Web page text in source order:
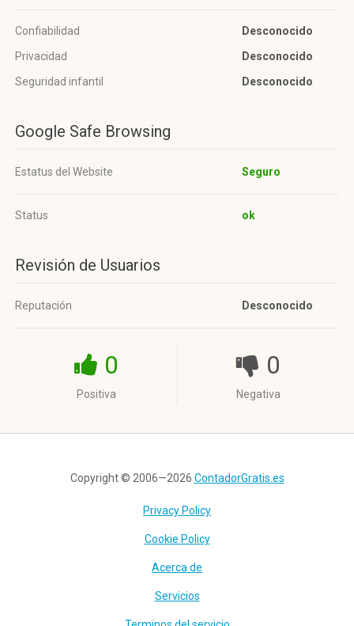
Confiabilidad
Desconocido
Privacidad
Desconocido
Seguridad infantil
Desconocido
Google Safe Browsing
Estatus del Website Seguro
Status ok
Revisión de Usuarios
Reputación Desconocido
0
Positiva
0
Negativa
Copyright © 2006—2026 ContadorGratis.es
Privacy Policy
Cookie Policy
Acerca de
Servicios